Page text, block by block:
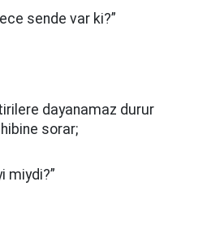
sende var ki?”
dayanamaz durur
sorar;
miydi?”